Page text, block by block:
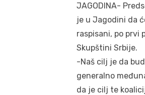
JAGODINA-
je u Jagodini da
raspisani, po prvi
Skupštini Srbije.
-Naš cilj je da
generalno
da je cilj te